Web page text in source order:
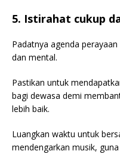
5. Istirahat cukup
Padatnya agenda
dan mental.
Pastikan untuk
bagi dewasa demi
lebih baik.
Luangkan waktu untuk
mendengarkan musik,